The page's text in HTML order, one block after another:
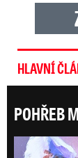
HLAVNÍ
POHŘEB